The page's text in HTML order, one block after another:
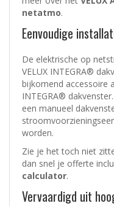
netatmo.
Eenvoudige
De elektrische op
VELUX INTEGRA®
bijkomend accessoire
INTEGRA® dakvenster.
een manueel
worden.
Zie je het toch niet
dan snel je offerte
calculator.
Vervaardigd uit